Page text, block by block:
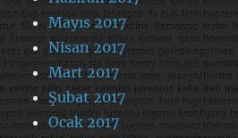
Mayıs 2017
Nisan 2017
Mart 2017
Şubat 2017
Ocak 2017